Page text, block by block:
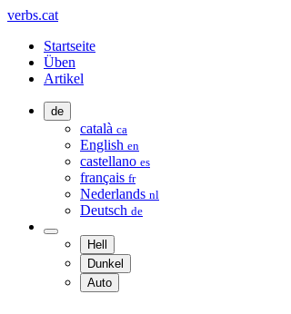
verbs.cat
Startseite
Üben
Artikel
de
català ca
English en
castellano es
français fr
Nederlands nl
Deutsch de
Hell
Dunkel
Auto